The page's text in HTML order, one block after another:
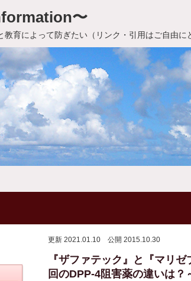
〜
育によって防ぎたい（リンク・引用はご自由に
更新 2021.01.10 公開 2015.10.30
『ザファテック』と『マリ
回のDPP-4阻害薬の違いは？